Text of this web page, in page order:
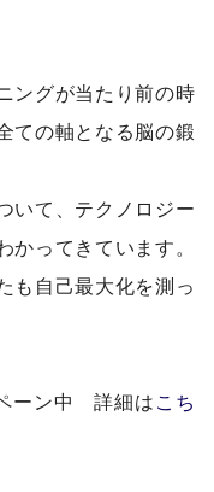
ングが当たり前の時
ての軸となる脳の鍛
いて、テクノロジー
ってきています。
も自己最大化を測っ
ーン中 詳細はこち